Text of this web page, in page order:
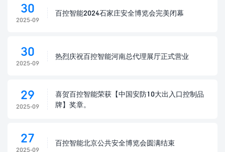
30
2025-09
百控智能2024石家庄安全博览会完美闭幕
30
2025-09
热烈庆祝百控智能河南总代理展厅正式营业
29
2025-09
喜贺百控智能荣获【中国安防10大出入口控制品
牌】奖章。
27
2025-09
百控智能北京公共安全博览会圆满结束